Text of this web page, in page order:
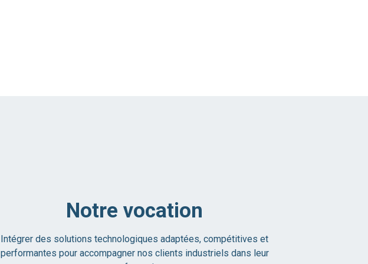
Notre vocation
Intégrer des solutions technologiques adaptées, compétitives et
performantes pour accompagner nos clients industriels dans leur